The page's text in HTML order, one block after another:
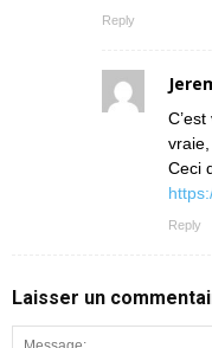
Reply
Ceci
Reply
Laisser un